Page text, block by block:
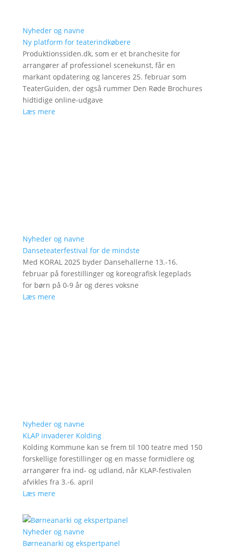
Nyheder og navne
Ny platform for teaterindkøbere
Produktionssiden.dk, som er et branchesite for
arrangører af professionel scenekunst, får en
markant opdatering og lanceres 25. februar som
TeaterGuiden, der også rummer Den Røde Brochures
hidtidige online-udgave
Læs mere
Nyheder og navne
Danseteaterfestival for de mindste
Med KORAL 2025 byder Dansehallerne 13.-16.
februar på forestillinger og koreografisk legeplads
for børn på 0-9 år og deres voksne
Læs mere
Nyheder og navne
KLAP invaderer Kolding
Kolding Kommune kan se frem til 100 teatre med 150
forskellige forestillinger og en masse formidlere og
arrangører fra ind- og udland, når KLAP-festivalen
afvikles fra 3.-6. april
Læs mere
Nyheder og navne
Børneanarki og ekspertpanel